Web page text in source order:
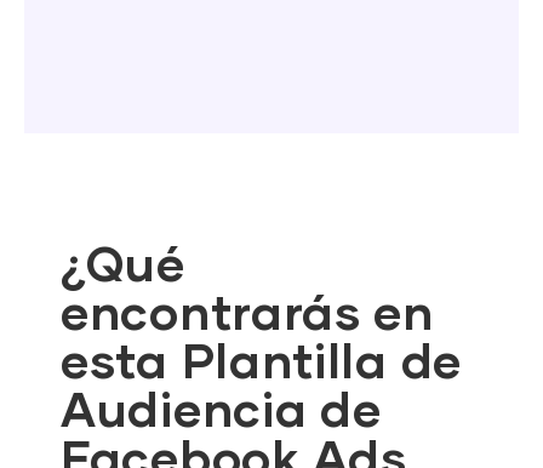
¿Qué
encontrarás en
esta Plantilla de
Audiencia de